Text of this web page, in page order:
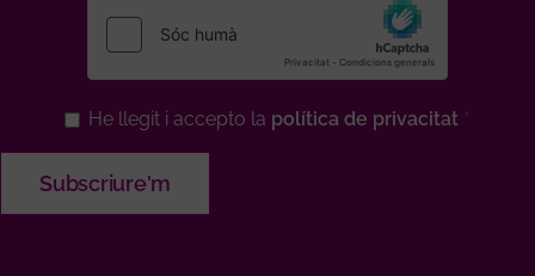
He llegit i accepto la política de privacitat